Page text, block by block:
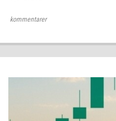
kommentarer